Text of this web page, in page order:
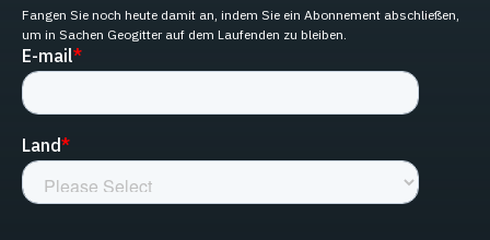
Fangen Sie noch heute damit an, indem Sie ein Abonnement abschließen,
um in Sachen Geogitter auf dem Laufenden zu bleiben.